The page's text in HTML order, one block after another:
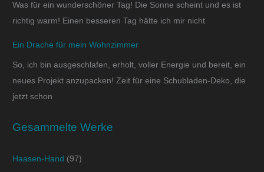
Was für ein wunderschöner Tag! Die Sonne scheint und es ist
richtig warm! Einen besseren Tag hätte ich mir nicht
Ein Drache für mein Wohnzimmer
So, ich bin ausgeschlafen, erholt, voller Energie und bereit, ein
neues Projekt anzupacken! Zeit für eine Schubladen-Deko, die
jetzt schon
Gesammelte Werke
Haasen-Hand (97)